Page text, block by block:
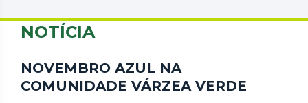
NOTÍCIA
NOVEMBRO AZUL NA
COMUNIDADE VÁRZEA VERDE